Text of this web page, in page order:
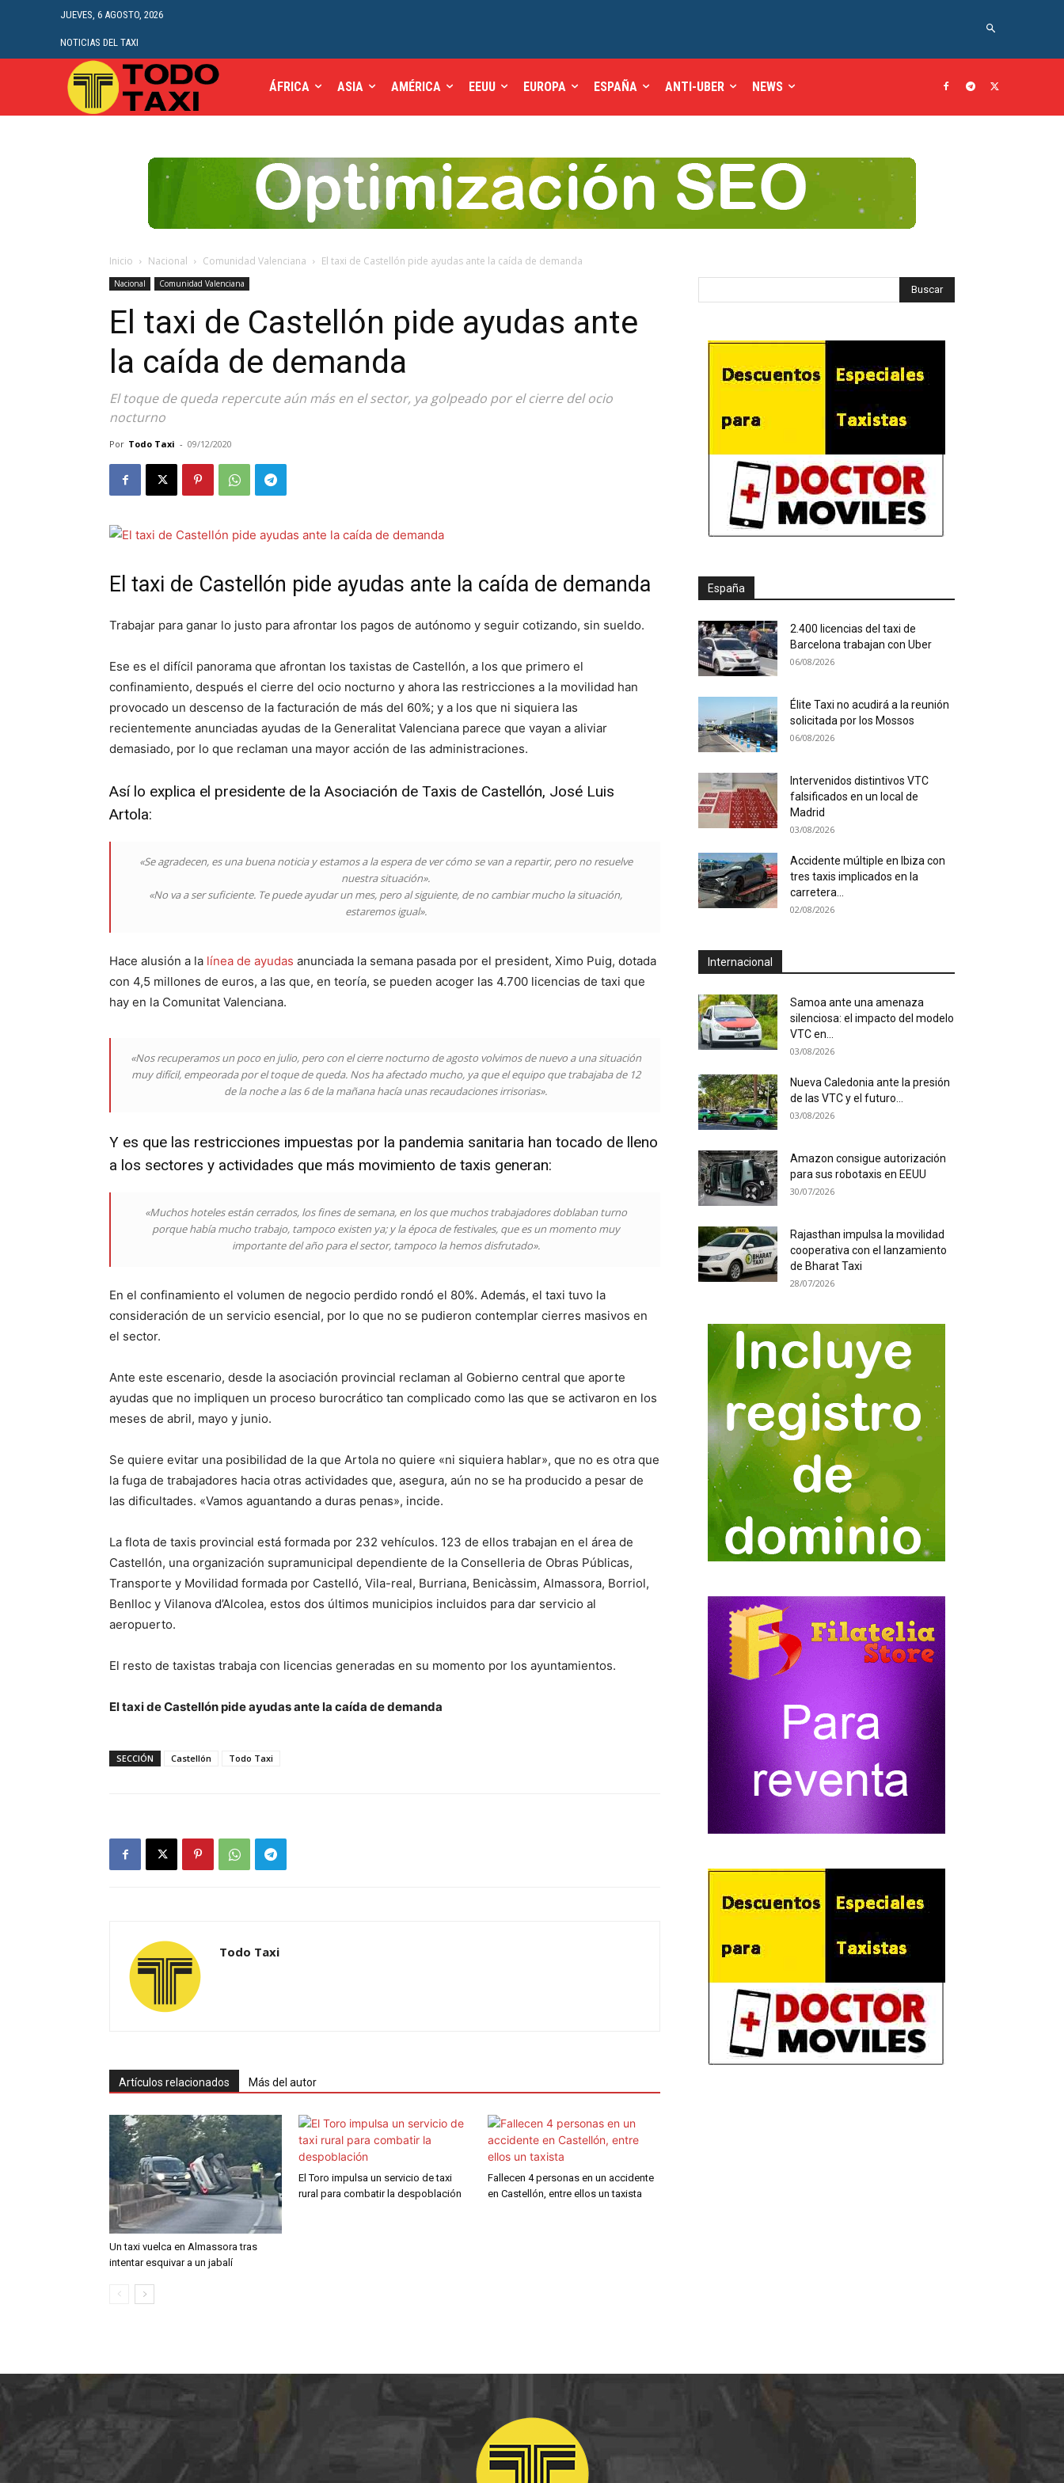
JUEVES, 6 AGOSTO, 2026
NOTICIAS DEL TAXI
ÁFRICA ASIA AMÉRICA EEUU EUROPA ESPAÑA ANTI-UBER NEWS
Inicio Nacional Comunidad Valenciana El taxi de Castellón pide ayudas ante la caída de demanda
Nacional Comunidad Valenciana
El taxi de Castellón pide ayudas ante
la caída de demanda
El toque de queda repercute aún más en el sector, ya golpeado por el cierre del ocio
nocturno
Por Todo Taxi - 09/12/2020
El taxi de Castellón pide ayudas ante la caída de demanda
Trabajar para ganar lo justo para afrontar los pagos de autónomo y seguir cotizando, sin sueldo.
Ese es el difícil panorama que afrontan los taxistas de Castellón, a los que primero el
confinamiento, después el cierre del ocio nocturno y ahora las restricciones a la movilidad han
provocado un descenso de la facturación de más del 60%; y a los que ni siquiera las
recientemente anunciadas ayudas de la Generalitat Valenciana parece que vayan a aliviar
demasiado, por lo que reclaman una mayor acción de las administraciones.
Así lo explica el presidente de la Asociación de Taxis de Castellón, José Luis
Artola:
«Se agradecen, es una buena noticia y estamos a la espera de ver cómo se van a repartir, pero no resuelve
nuestra situación».
«No va a ser suficiente. Te puede ayudar un mes, pero al siguiente, de no cambiar mucho la situación,
estaremos igual».
Hace alusión a la línea de ayudas anunciada la semana pasada por el president, Ximo Puig, dotada
con 4,5 millones de euros, a las que, en teoría, se pueden acoger las 4.700 licencias de taxi que
hay en la Comunitat Valenciana.
«Nos recuperamos un poco en julio, pero con el cierre nocturno de agosto volvimos de nuevo a una situación
muy difícil, empeorada por el toque de queda. Nos ha afectado mucho, ya que el equipo que trabajaba de 12
de la noche a las 6 de la mañana hacía unas recaudaciones irrisorias».
Y es que las restricciones impuestas por la pandemia sanitaria han tocado de lleno
a los sectores y actividades que más movimiento de taxis generan:
«Muchos hoteles están cerrados, los fines de semana, en los que muchos trabajadores doblaban turno
porque había mucho trabajo, tampoco existen ya; y la época de festivales, que es un momento muy
importante del año para el sector, tampoco la hemos disfrutado».
En el confinamiento el volumen de negocio perdido rondó el 80%. Además, el taxi tuvo la
consideración de un servicio esencial, por lo que no se pudieron contemplar cierres masivos en
el sector.
Ante este escenario, desde la asociación provincial reclaman al Gobierno central que aporte
ayudas que no impliquen un proceso burocrático tan complicado como las que se activaron en los
meses de abril, mayo y junio.
Se quiere evitar una posibilidad de la que Artola no quiere «ni siquiera hablar», que no es otra que
la fuga de trabajadores hacia otras actividades que, asegura, aún no se ha producido a pesar de
las dificultades. «Vamos aguantando a duras penas», incide.
La flota de taxis provincial está formada por 232 vehículos. 123 de ellos trabajan en el área de
Castellón, una organización supramunicipal dependiente de la Conselleria de Obras Públicas,
Transporte y Movilidad formada por Castelló, Vila-real, Burriana, Benicàssim, Almassora, Borriol,
Benlloc y Vilanova d’Alcolea, estos dos últimos municipios incluidos para dar servicio al
aeropuerto.
El resto de taxistas trabaja con licencias generadas en su momento por los ayuntamientos.
El taxi de Castellón pide ayudas ante la caída de demanda
SECCIÓN Castellón Todo Taxi
Todo Taxi
Artículos relacionados Más del autor
Un taxi vuelca en Almassora tras
intentar esquivar a un jabalí
El Toro impulsa un servicio de taxi
rural para combatir la despoblación
Fallecen 4 personas en un accidente
en Castellón, entre ellos un taxista
España
2.400 licencias del taxi de
Barcelona trabajan con Uber
06/08/2026
Élite Taxi no acudirá a la reunión
solicitada por los Mossos
06/08/2026
Intervenidos distintivos VTC
falsificados en un local de
Madrid
03/08/2026
Accidente múltiple en Ibiza con
tres taxis implicados en la
carretera...
02/08/2026
Internacional
Samoa ante una amenaza
silenciosa: el impacto del modelo
VTC en...
03/08/2026
Nueva Caledonia ante la presión
de las VTC y el futuro...
03/08/2026
Amazon consigue autorización
para sus robotaxis en EEUU
30/07/2026
Rajasthan impulsa la movilidad
cooperativa con el lanzamiento
de Bharat Taxi
28/07/2026